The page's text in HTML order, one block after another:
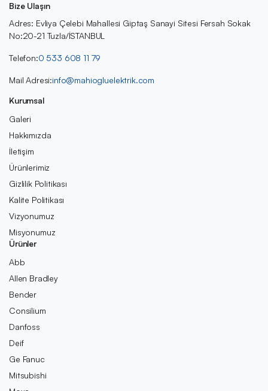
Bize Ulaşın
Adres: Evliya Çelebi Mahallesi Giptaş Sanayi Sitesi Fersah Sokak
No:20-21 Tuzla/İSTANBUL
Telefon:0 533 608 11 79
Mail Adresi:info@mahiogluelektrik.com
Kurumsal
Galeri
Hakkımızda
İletişim
Ürünlerimiz
Gizlilik Politikası
Kalite Politikası
Vizyonumuz
Misyonumuz
Ürünler
Abb
Allen Bradley
Bender
Consilium
Danfoss
Deif
Ge Fanuc
Mitsubishi